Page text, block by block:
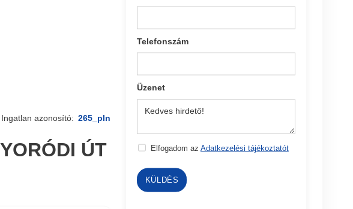
Telefonszám
Üzenet
Elfogadom az Adatkezelési tájékoztatót
KÜLDÉS
Ingatlan azonosító: 265_pln
ÚT